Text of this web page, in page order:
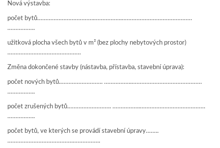
Nová výstavba:
počet bytů……………………………..……………..…………………………………….
……………..
užitková plocha všech bytů v m² (bez plochy nebytových prostor)
………………………………………
Změna dokončené stavby (nástavba, přístavba, stavební úprava):
počet nových bytů.…………………….. ……………..…………………………………….
……………..
počet zrušených bytů.…………………….. ……………..………………………………….
……………..
počet bytů, ve kterých se provádí stavební úpravy……..
………………………………….……………..